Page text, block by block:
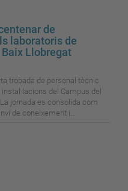
de
laboratoris de
Baix Llobregat
trobada de personal tècnic
del Campus del
jornada es consolida com
de coneixement i...